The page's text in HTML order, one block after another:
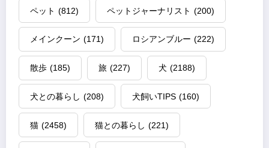
ペット (812) ペットジャーナリスト (200)
メインクーン (171) ロシアンブルー (222)
散歩 (185) 旅 (227) 犬 (2188)
犬との暮らし (208) 犬飼いTIPS (160)
猫 (2458) 猫との暮らし (221)